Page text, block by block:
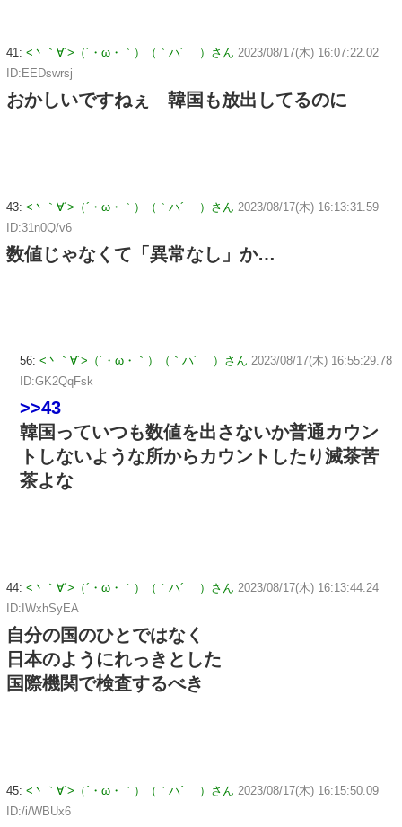
41: <丶｀∀´>（´・ω・｀）（｀ハ´ ）さん 2023/08/17(木) 16:07:22.02
ID:EEDswrsj
おかしいですねぇ 韓国も放出してるのに
43: <丶｀∀´>（´・ω・｀）（｀ハ´ ）さん 2023/08/17(木) 16:13:31.59
ID:31n0Q/v6
数値じゃなくて「異常なし」か…
56: <丶｀∀´>（´・ω・｀）（｀ハ´ ）さん 2023/08/17(木) 16:55:29.78
ID:GK2QqFsk
>>43
韓国っていつも数値を出さないか普通カウン
トしないような所からカウントしたり滅茶苦
茶よな
44: <丶｀∀´>（´・ω・｀）（｀ハ´ ）さん 2023/08/17(木) 16:13:44.24
ID:IWxhSyEA
自分の国のひとではなく
日本のようにれっきとした
国際機関で検査するべき
45: <丶｀∀´>（´・ω・｀）（｀ハ´ ）さん 2023/08/17(木) 16:15:50.09
ID:/i/WBUx6